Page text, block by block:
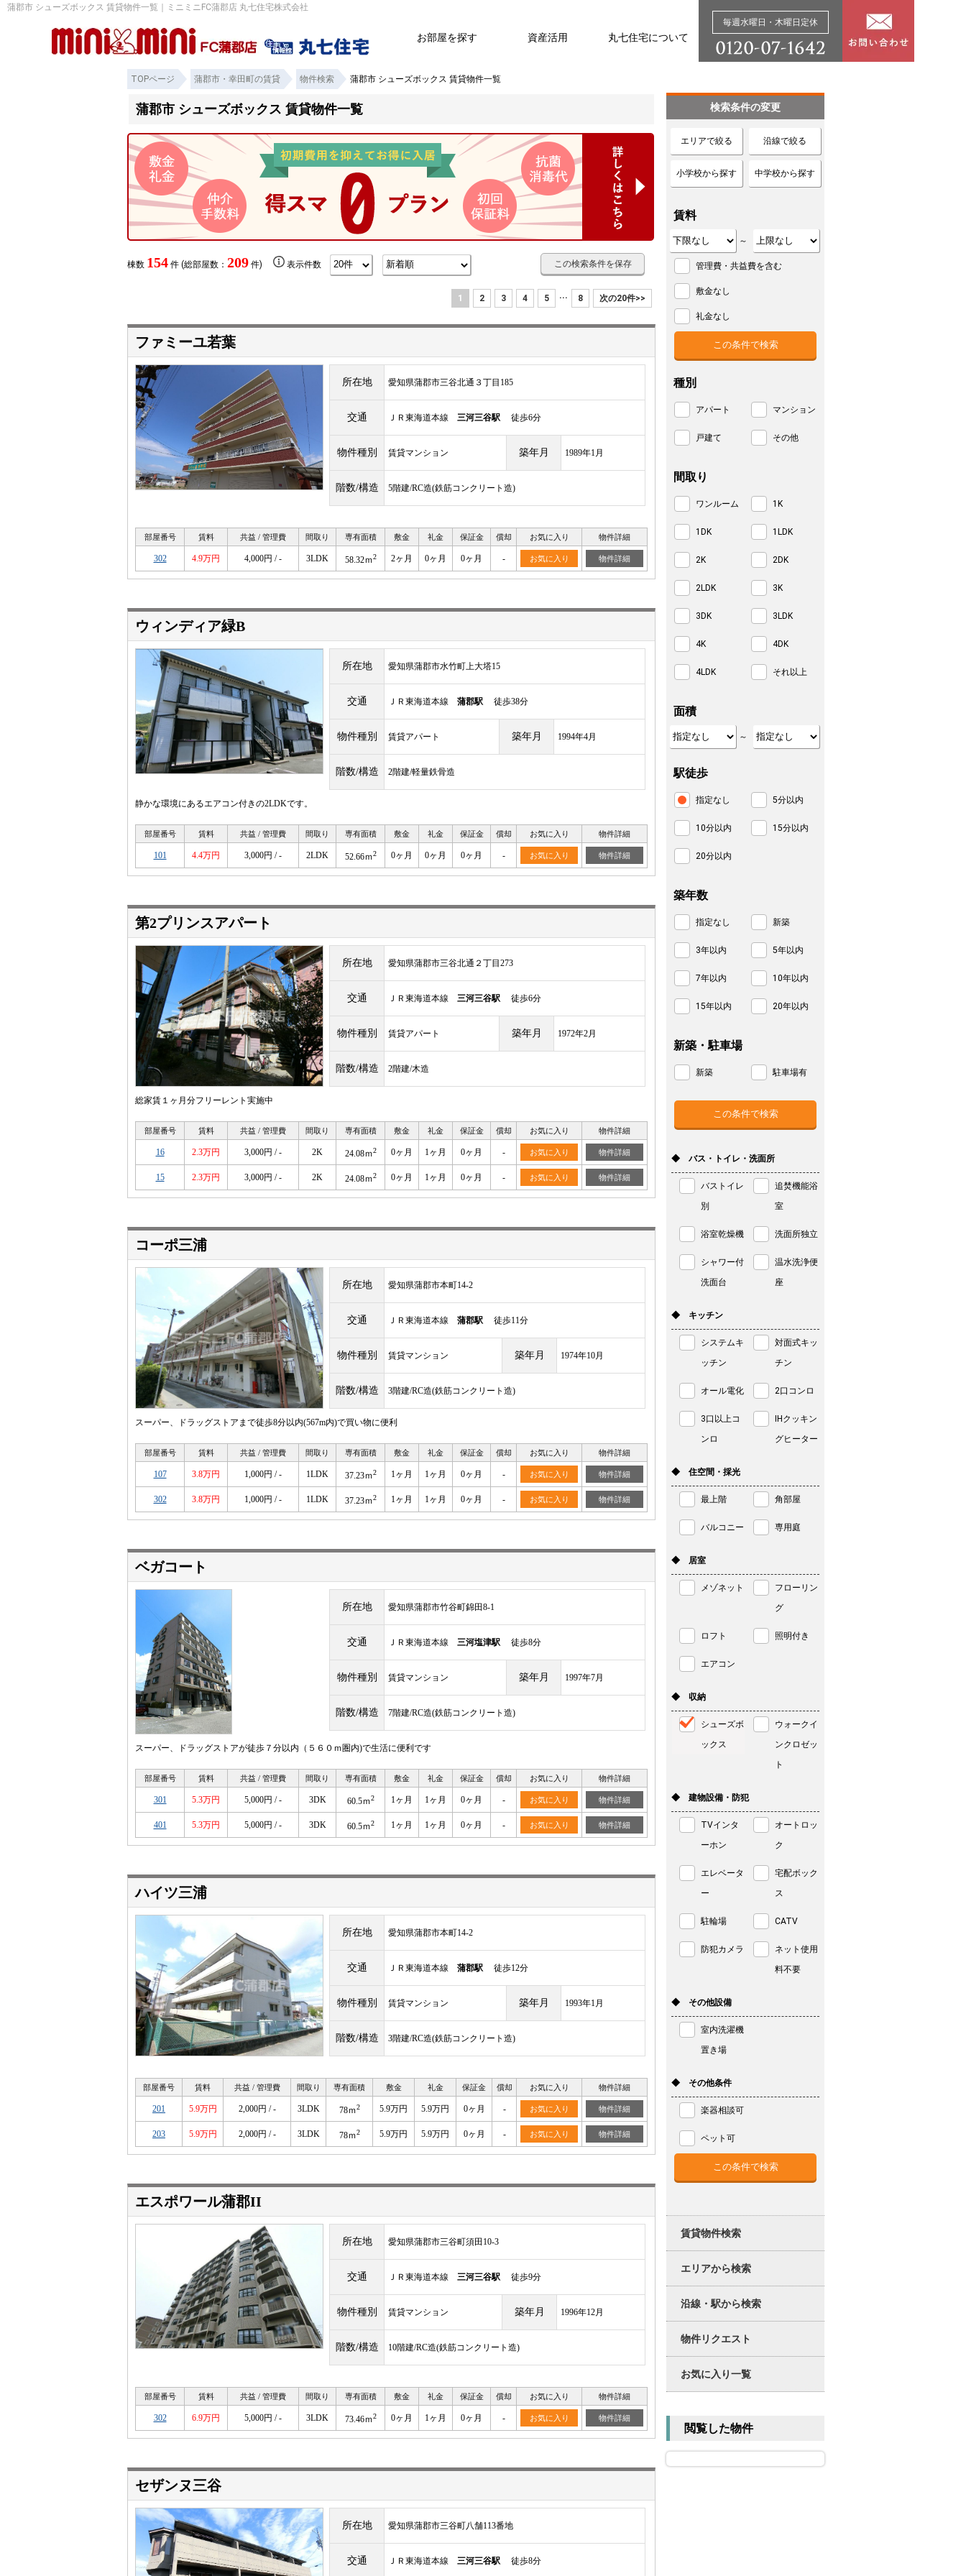
蒲郡市 シューズボックス 賃貸物件一覧｜ミニミニFC蒲郡店 丸七住宅株式会社
お部屋を探す 資産活用 丸七住宅について
毎週水曜日・木曜日定休
TOPページ 蒲郡市・幸田町の賃貸 物件検索 蒲郡市 シューズボックス 賃貸物件一覧
蒲郡市 シューズボックス 賃貸物件一覧
棟数 154 件 (総部屋数： 209 件) 表示件数 この検索条件を保存
1 2 3 4 5 ... 8 次の20件>>
ファミーユ若葉
所在地 愛知県蒲郡市三谷北通３丁目185
交通 ＪＲ東海道本線 三河三谷駅 徒歩6分
物件種別 賃貸マンション 築年月 1989年1月
階数/構造 5階建/RC造(鉄筋コンクリート造)
部屋番号 賃料 共益 / 管理費 間取り 専有面積 敷金 礼金 保証金 償却 お気に入り 物件詳細
302 4.9万円 4,000円 / - 3LDK 58.32ｍ2 2ヶ月 0ヶ月 0ヶ月 - お気に入り 物件詳細
ウィンディア緑B
所在地 愛知県蒲郡市水竹町上大塔15
交通 ＪＲ東海道本線 蒲郡駅 徒歩38分
物件種別 賃貸アパート 築年月 1994年4月
階数/構造 2階建/軽量鉄骨造
静かな環境にあるエアコン付きの2LDKです。
部屋番号 賃料 共益 / 管理費 間取り 専有面積 敷金 礼金 保証金 償却 お気に入り 物件詳細
101 4.4万円 3,000円 / - 2LDK 52.66ｍ2 0ヶ月 0ヶ月 0ヶ月 - お気に入り 物件詳細
第2プリンスアパート
所在地 愛知県蒲郡市三谷北通２丁目273
交通 ＪＲ東海道本線 三河三谷駅 徒歩6分
物件種別 賃貸アパート 築年月 1972年2月
階数/構造 2階建/木造
総家賃１ヶ月分フリーレント実施中
部屋番号 賃料 共益 / 管理費 間取り 専有面積 敷金 礼金 保証金 償却 お気に入り 物件詳細
16 2.3万円 3,000円 / - 2K 24.08ｍ2 0ヶ月 1ヶ月 0ヶ月 - お気に入り 物件詳細
15 2.3万円 3,000円 / - 2K 24.08ｍ2 0ヶ月 1ヶ月 0ヶ月 - お気に入り 物件詳細
コーポ三浦
所在地 愛知県蒲郡市本町14-2
交通 ＪＲ東海道本線 蒲郡駅 徒歩11分
物件種別 賃貸マンション 築年月 1974年10月
階数/構造 3階建/RC造(鉄筋コンクリート造)
スーパー、ドラッグストアまで徒歩8分以内(567m内)で買い物に便利
部屋番号 賃料 共益 / 管理費 間取り 専有面積 敷金 礼金 保証金 償却 お気に入り 物件詳細
107 3.8万円 1,000円 / - 1LDK 37.23ｍ2 1ヶ月 1ヶ月 0ヶ月 - お気に入り 物件詳細
302 3.8万円 1,000円 / - 1LDK 37.23ｍ2 1ヶ月 1ヶ月 0ヶ月 - お気に入り 物件詳細
ベガコート
所在地 愛知県蒲郡市竹谷町錦田8-1
交通 ＪＲ東海道本線 三河塩津駅 徒歩8分
物件種別 賃貸マンション 築年月 1997年7月
階数/構造 7階建/RC造(鉄筋コンクリート造)
スーパー、ドラッグストアが徒歩７分以内（５６０ｍ圏内)で生活に便利です
部屋番号 賃料 共益 / 管理費 間取り 専有面積 敷金 礼金 保証金 償却 お気に入り 物件詳細
301 5.3万円 5,000円 / - 3DK 60.5ｍ2 1ヶ月 1ヶ月 0ヶ月 - お気に入り 物件詳細
401 5.3万円 5,000円 / - 3DK 60.5ｍ2 1ヶ月 1ヶ月 0ヶ月 - お気に入り 物件詳細
ハイツ三浦
所在地 愛知県蒲郡市本町14-2
交通 ＪＲ東海道本線 蒲郡駅 徒歩12分
物件種別 賃貸マンション 築年月 1993年1月
階数/構造 3階建/RC造(鉄筋コンクリート造)
部屋番号 賃料 共益 / 管理費 間取り 専有面積 敷金 礼金 保証金 償却 お気に入り 物件詳細
201 5.9万円 2,000円 / - 3LDK 78ｍ2 5.9万円 5.9万円 0ヶ月 - お気に入り 物件詳細
203 5.9万円 2,000円 / - 3LDK 78ｍ2 5.9万円 5.9万円 0ヶ月 - お気に入り 物件詳細
エスポワール蒲郡II
所在地 愛知県蒲郡市三谷町須田10-3
交通 ＪＲ東海道本線 三河三谷駅 徒歩9分
物件種別 賃貸マンション 築年月 1996年12月
階数/構造 10階建/RC造(鉄筋コンクリート造)
部屋番号 賃料 共益 / 管理費 間取り 専有面積 敷金 礼金 保証金 償却 お気に入り 物件詳細
302 6.9万円 5,000円 / - 3LDK 73.46ｍ2 0ヶ月 1ヶ月 0ヶ月 - お気に入り 物件詳細
セザンヌ三谷
所在地 愛知県蒲郡市三谷町八舗113番地
交通 ＪＲ東海道本線 三河三谷駅 徒歩8分
検索条件の変更
エリアで絞る 沿線で絞る
小学校から探す 中学校から探す
賃料
～
管理費・共益費を含む
敷金なし
礼金なし
種別
アパート マンション
戸建て その他
間取り
ワンルーム 1K
1DK 1LDK
2K 2DK
2LDK 3K
3DK 3LDK
4K 4DK
4LDK それ以上
面積
～
駅徒歩
指定なし 5分以内
10分以内 15分以内
20分以内
築年数
指定なし 新築
3年以内 5年以内
7年以内 10年以内
15年以内 20年以内
新築・駐車場
新築 駐車場有
◆ バス・トイレ・洗面所
バストイレ
別
追焚機能浴
室
浴室乾燥機 洗面所独立
シャワー付
洗面台
温水洗浄便
座
◆ キッチン
システムキ
ッチン
対面式キッ
チン
オール電化 2口コンロ
3口以上コ
ンロ
IHクッキン
グヒーター
◆ 住空間・採光
最上階 角部屋
バルコニー 専用庭
◆ 居室
メゾネット
フローリン
グ
ロフト 照明付き
エアコン
◆ 収納
シューズボ
ックス
ウォークイ
ンクロゼッ
ト
◆ 建物設備・防犯
TVインタ
ーホン
オートロッ
ク
エレベータ
ー
宅配ボック
ス
駐輪場 CATV
防犯カメラ
ネット使用
料不要
◆ その他設備
室内洗濯機
置き場
◆ その他条件
楽器相談可
ペット可
賃貸物件検索
エリアから検索
沿線・駅から検索
物件リクエスト
お気に入り一覧
閲覧した物件